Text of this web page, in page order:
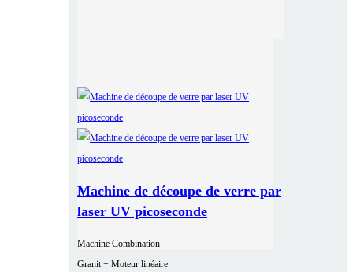
Machine de découpe de verre par
laser UV picoseconde
Machine Combination
Granit + Moteur linéaire